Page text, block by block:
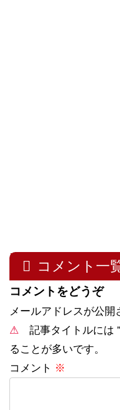
コメント一
コメントをどうぞ
メールアドレスが公開
⚠ 記事タイトルには ”
ることが多いです。
コメント ※